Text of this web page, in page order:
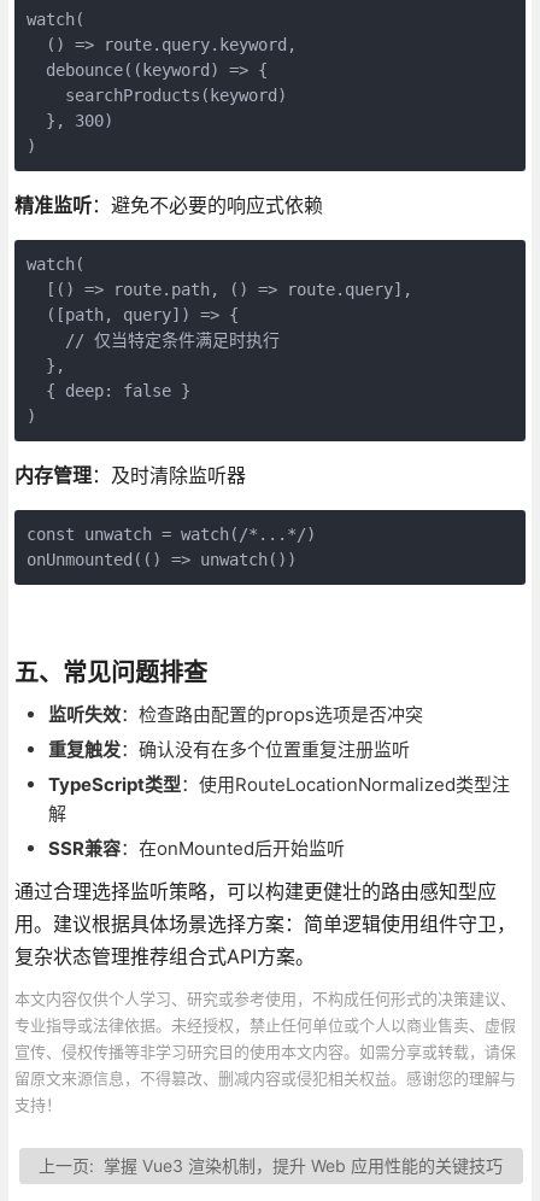
watch(
  () => route.query.keyword,
  debounce((keyword) => {
    searchProducts(keyword)
  }, 300)
)
精准监听：避免不必要的响应式依赖
watch(
  [() => route.path, () => route.query],
  ([path, query]) => {
    // 仅当特定条件满足时执行
  },
  { deep: false }
)
内存管理：及时清除监听器
const unwatch = watch(/*...*/)
onUnmounted(() => unwatch())
五、常见问题排查
监听失效：检查路由配置的props选项是否冲突
重复触发：确认没有在多个位置重复注册监听
TypeScript类型：使用RouteLocationNormalized类型注
解
SSR兼容：在onMounted后开始监听
通过合理选择监听策略，可以构建更健壮的路由感知型应
用。建议根据具体场景选择方案：简单逻辑使用组件守卫，
复杂状态管理推荐组合式API方案。
本文内容仅供个人学习、研究或参考使用，不构成任何形式的决策建议、
专业指导或法律依据。未经授权，禁止任何单位或个人以商业售卖、虚假
宣传、侵权传播等非学习研究目的使用本文内容。如需分享或转载，请保
留原文来源信息，不得篡改、删减内容或侵犯相关权益。感谢您的理解与
支持！
上一页: 掌握 Vue3 渲染机制，提升 Web 应用性能的关键技巧